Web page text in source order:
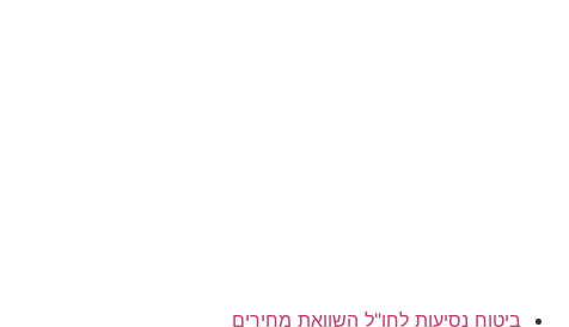
ביטוח נסיעות לחו"ל השוואת מחירים